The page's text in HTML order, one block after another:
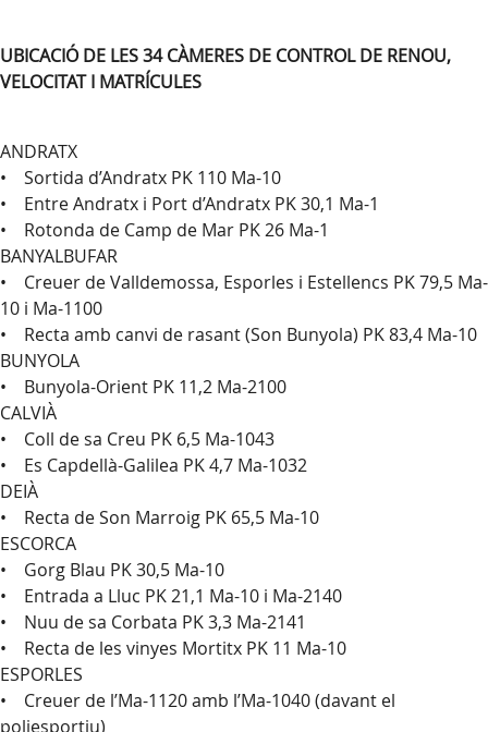
UBICACIÓ DE LES 34 CÀMERES DE CONTROL DE RENOU,
VELOCITAT I MATRÍCULES
ANDRATX
• Sortida d’Andratx PK 110 Ma-10
• Entre Andratx i Port d’Andratx PK 30,1 Ma-1
• Rotonda de Camp de Mar PK 26 Ma-1
BANYALBUFAR
• Creuer de Valldemossa, Esporles i Estellencs PK 79,5 Ma-
10 i Ma-1100
• Recta amb canvi de rasant (Son Bunyola) PK 83,4 Ma-10
BUNYOLA
• Bunyola-Orient PK 11,2 Ma-2100
CALVIÀ
• Coll de sa Creu PK 6,5 Ma-1043
• Es Capdellà-Galilea PK 4,7 Ma-1032
DEIÀ
• Recta de Son Marroig PK 65,5 Ma-10
ESCORCA
• Gorg Blau PK 30,5 Ma-10
• Entrada a Lluc PK 21,1 Ma-10 i Ma-2140
• Nuu de sa Corbata PK 3,3 Ma-2141
• Recta de les vinyes Mortitx PK 11 Ma-10
ESPORLES
• Creuer de l’Ma-1120 amb l’Ma-1040 (davant el
poliesportiu)